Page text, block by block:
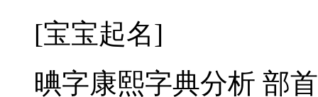
[宝宝起名]
晪字康熙字典分析 部